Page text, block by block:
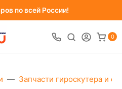
по всей России!
0
Запчасти гироскутера и